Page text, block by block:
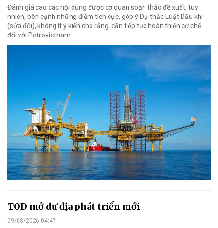
Đánh giá cao các nội dung được cơ quan soạn thảo đề xuất, tuy
nhiên, bên cạnh những điểm tích cực, góp ý Dự thảo Luật Dầu khí
(sửa đổi), không ít ý kiến cho rằng, cần tiếp tục hoàn thiện cơ chế
đối với Petrovietnam.
TOD mở dư địa phát triển mới
09/08/2026 04:47